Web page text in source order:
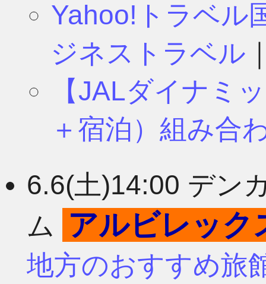
Yahoo!トラベル
ジネストラベル
【JALダイナミ
＋宿泊）組み合
6.6(土)14:00 デン
ム アルビレック
地方のおすすめ旅